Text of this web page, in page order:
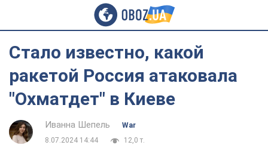
Стало известно, какой
ракетой Россия атаковала
"Охматдет" в Киеве
Иванна Шепель
War
8.07.2024 14:44
12,0 т.